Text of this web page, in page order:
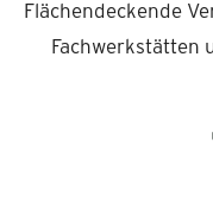
Flächendeckende
Fachwerkstätten